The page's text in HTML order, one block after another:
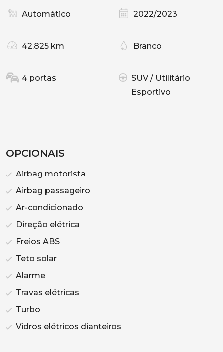
Automático 2022/2023
42.825 km Branco
4 portas
SUV / Utilitário
Esportivo
OPCIONAIS
Airbag motorista
Airbag passageiro
Ar-condicionado
Direção elétrica
Freios ABS
Teto solar
Alarme
Travas elétricas
Turbo
Vidros elétricos dianteiros